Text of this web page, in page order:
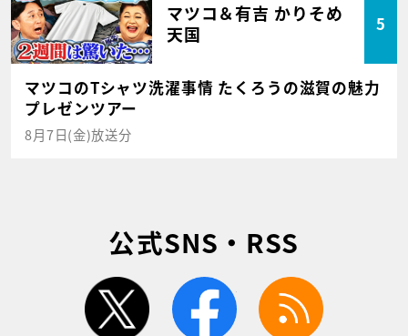
マツコ＆有吉 かりそめ
天国
5
マツコのTシャツ洗濯事情 たくろうの滋賀の魅力
プレゼンツアー
8月7日(金)放送分
公式SNS・RSS
twitter facebook